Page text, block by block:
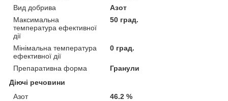
Вид добрива
Азот
Максимальна
температура ефективної
дії
50 град.
Мінімальна температура
ефективної дії
0 град.
Препаративна форма
Гранули
Діючі речовини
Азот
46.2 %